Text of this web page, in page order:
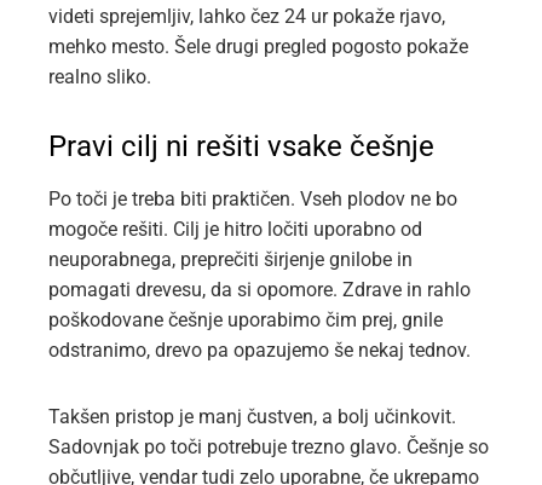
videti sprejemljiv, lahko čez 24 ur pokaže rjavo,
mehko mesto. Šele drugi pregled pogosto pokaže
realno sliko.
Pravi cilj ni rešiti vsake češnje
Po toči je treba biti praktičen. Vseh plodov ne bo
mogoče rešiti. Cilj je hitro ločiti uporabno od
neuporabnega, preprečiti širjenje gnilobe in
pomagati drevesu, da si opomore. Zdrave in rahlo
poškodovane češnje uporabimo čim prej, gnile
odstranimo, drevo pa opazujemo še nekaj tednov.
Takšen pristop je manj čustven, a bolj učinkovit.
Sadovnjak po toči potrebuje trezno glavo. Češnje so
občutljive, vendar tudi zelo uporabne, če ukrepamo